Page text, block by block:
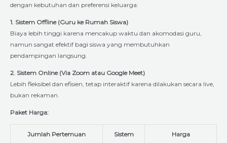
dengan kebutuhan dan preferensi keluarga:
1. Sistem Offline (Guru ke Rumah Siswa)
Biaya lebih tinggi karena mencakup waktu dan akomodasi guru,
namun sangat efektif bagi siswa yang membutuhkan
pendampingan langsung.
2. Sistem Online (Via Zoom atau Google Meet)
Lebih fleksibel dan efisien, tetap interaktif karena dilakukan secara live,
bukan rekaman.
Paket Harga:
Jumlah Pertemuan Sistem Harga